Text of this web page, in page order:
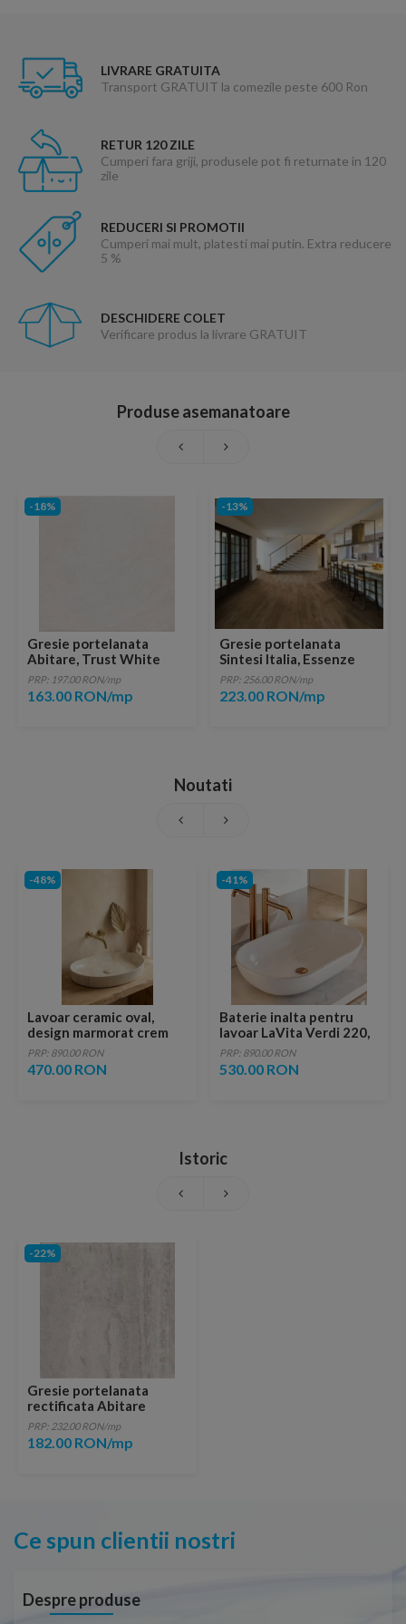
LIVRARE GRATUITA
Transport GRATUIT la comezile peste 600 Ron
RETUR 120 ZILE
Cumperi fara griji, produsele pot fi returnate in 120
zile
REDUCERI SI PROMOTII
Cumperi mai mult, platesti mai putin. Extra reducere
5 %
DESCHIDERE COLET
Verificare produs la livrare GRATUIT
Produse asemanatoare
-18%
Gresie portelanata
Abitare, Trust White
60,4x60,4 cm
PRP: 197.00 RON/mp
163.00 RON/mp
-13%
Gresie portelanata
Sintesi Italia, Essenze
Noce Rectificata
80,2x20,2 cm
PRP: 256.00 RON/mp
223.00 RON/mp
Noutati
-48%
Lavoar ceramic oval,
design marmorat crem
lucios cu vene aurii,
ventil inclus
PRP: 890.00 RON
470.00 RON
-41%
Baterie inalta pentru
lavoar LaVita Verdi 220,
fara ventil, brushed
copper
PRP: 890.00 RON
530.00 RON
Istoric
-22%
Gresie portelanata
rectificata Abitare
Glamstone Silver 60x60
cm
PRP: 232.00 RON/mp
182.00 RON/mp
Ce spun clientii nostri
Despre produse